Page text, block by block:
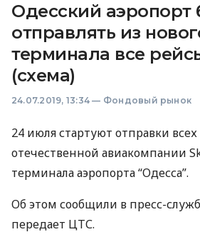
Одесский аэропорт
отправлять из
терминала все
(схема)
24.07.2019, 13:34 — Фондовый рынок
24 июля стартуют отправки
отечественной авиакомпании
терминала аэропорта “Одесса”.
Об этом сообщили в пресс-
передает ЦТС.